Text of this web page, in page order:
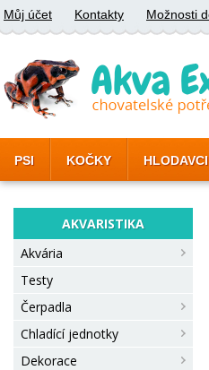
Můj účet Kontakty Možnosti
PSI KOČKY HLODAVCI
AKVARISTIKA
Akvária
Testy
Čerpadla
Chladící jednotky
Dekorace